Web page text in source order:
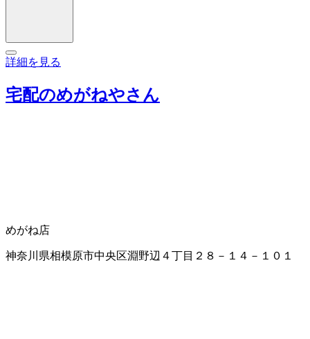
詳細を見る
宅配のめがねやさん
めがね店
神奈川県相模原市中央区淵野辺４丁目２８－１４－１０１